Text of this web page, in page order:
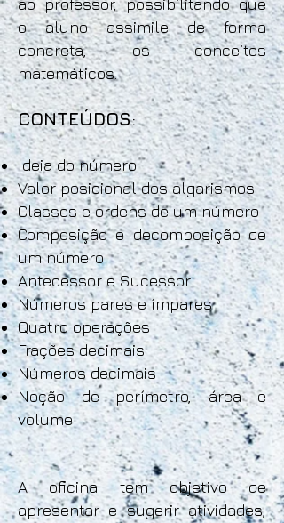
ao professor, possibilitando que
o aluno assimile de forma
concreta, os conceitos
matemáticos.
CONTEÚDOS:
Ideia do número
Valor posicional dos algarismos
Classes e ordens de um número
Composição e decomposição de
um número
Antecessor e Sucessor
Números pares e ímpares
Quatro operações
Frações decimais
Números decimais
Noção de perímetro, área e
volume
A oficina tem objetivo de
apresentar e sugerir atividades,